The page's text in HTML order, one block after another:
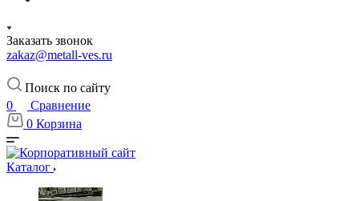
Заказать звонок
zakaz@metall-ves.ru
Поиск по сайту
0
Сравнение
0 Корзина
Каталог